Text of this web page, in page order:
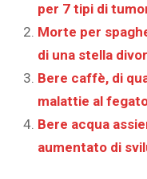
per 7 tipi di
Morte per
di una stella
Bere caffè, di
malattie al
Bere acqua
aumentato di